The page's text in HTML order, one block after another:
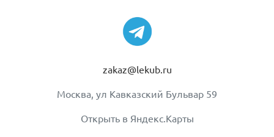
zakaz@lekub.ru
Москва, ул Кавказский Бульвар 59
Открыть в Яндекс.Карты